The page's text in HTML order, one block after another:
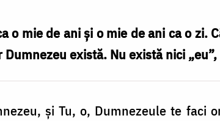
o mie de ani și o mie de ani ca o zi.
există. Nu există nici
și Tu, o, Dumnezeule te faci